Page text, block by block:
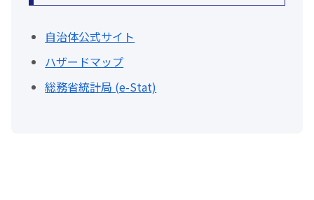
自治体公式サイト
ハザードマップ
総務省統計局 (e-Stat)